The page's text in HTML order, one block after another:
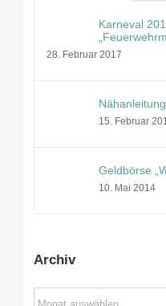
Karneval
28. Februar 2017
15. Februar
Geldbörse
10. Mai 2014
Archiv
Archiv